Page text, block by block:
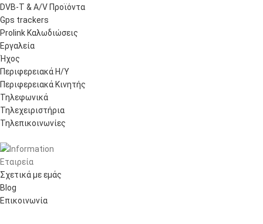
DVB-T & A/V Προϊόντα
Gps trackers
Prolink Καλωδιώσεις
Εργαλεία
Ήχος
Περιφερειακά Η/Υ
Περιφερειακά Κινητής
Τηλεφωνικά
Τηλεχειριστήρια
Τηλεπικοινωνίες
Εταιρεία
Σχετικά με εμάς
Blog
Επικοινωνία